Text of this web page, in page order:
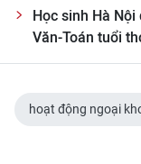
Học sinh Hà
Văn-Toán tuổi
hoạt động ngoại